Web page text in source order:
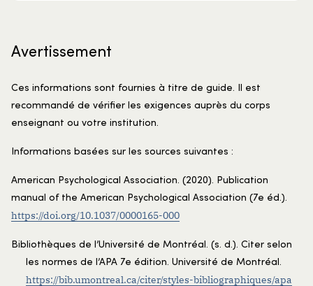
Avertissement
Ces informations sont fournies à titre de guide. Il est
recommandé de vérifier les exigences auprès du corps
enseignant ou votre institution.
Informations basées sur les sources suivantes :
American Psychological Association. (2020). Publication
manual of the American Psychological Association (7e éd.).
https://doi.org/10.1037/0000165-000
Bibliothèques de l’Université de Montréal. (s. d.). Citer selon
les normes de l’APA 7e édition. Université de Montréal.
https://bib.umontreal.ca/citer/styles-bibliographiques/apa